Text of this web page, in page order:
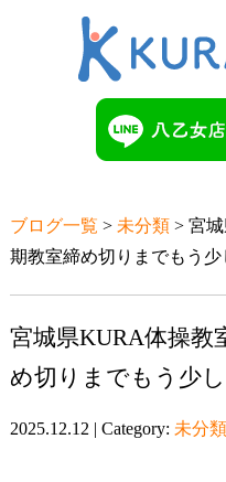
ブログ一覧 > 未分類> 宮城
期教室締め切りまでもう少
宮城県KURA体操教
め切りまでもう少し
2025.12.12 | Category: 未分類